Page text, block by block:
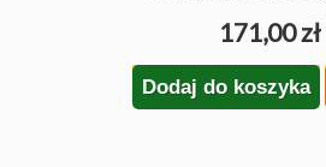
171,00 zł
Dodaj do koszyka